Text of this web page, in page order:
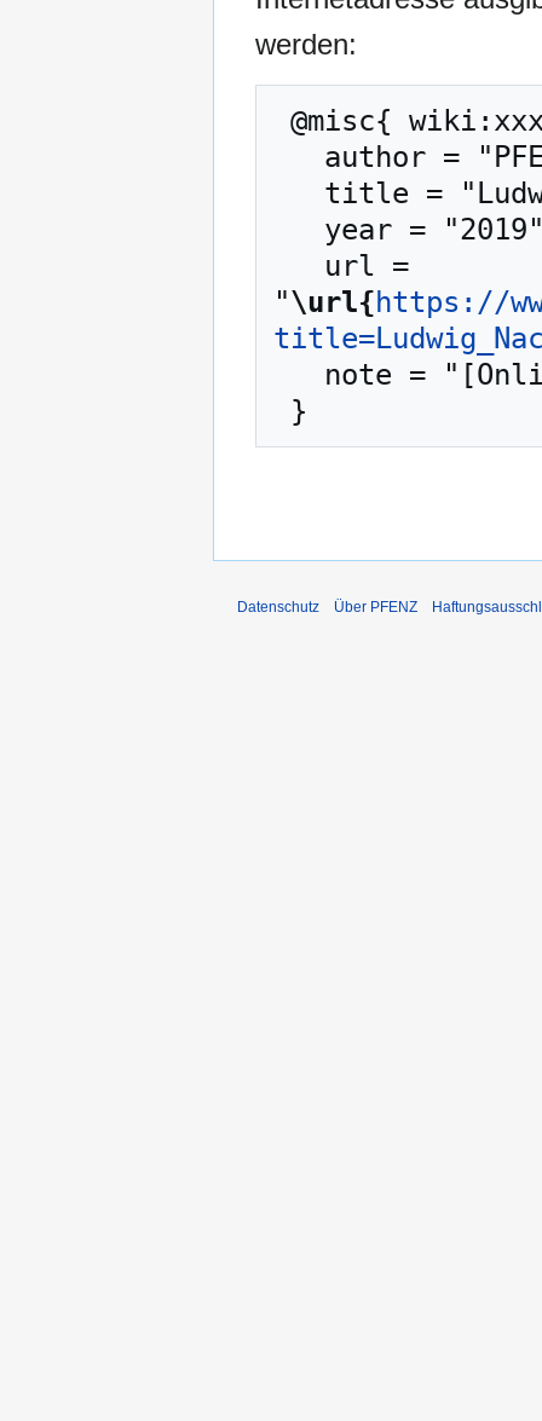
werden:
"\url{https://
Datenschutz Über PFENZ